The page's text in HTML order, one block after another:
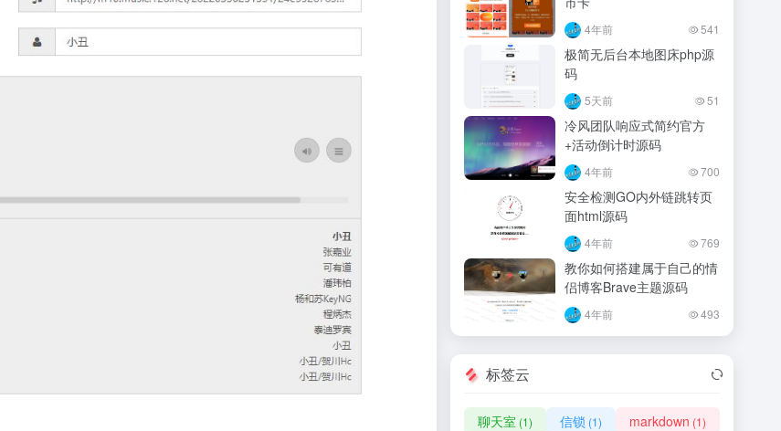
4年前 541
极简无后台本地图床php源
码
5天前 51
冷风团队响应式简约官方
+活动倒计时源码
4年前 700
安全检测GO内外链跳转页
面html源码
4年前 769
教你如何搭建属于自己的情
侣博客Brave主题源码
4年前 493
标签云
聊天室 (1) 信锁 (1) markdown (1)